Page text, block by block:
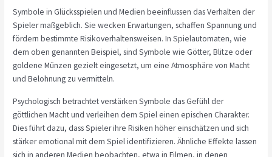
Symbole in Glücksspielen und Medien beeinflussen das Verhalten der
Spieler maßgeblich. Sie wecken Erwartungen, schaffen Spannung und
fördern bestimmte Risikoverhaltensweisen. In Spielautomaten, wie
dem oben genannten Beispiel, sind Symbole wie Götter, Blitze oder
goldene Münzen gezielt eingesetzt, um eine Atmosphäre von Macht
und Belohnung zu vermitteln.
Psychologisch betrachtet verstärken Symbole das Gefühl der
göttlichen Macht und verleihen dem Spiel einen epischen Charakter.
Dies führt dazu, dass Spieler ihre Risiken höher einschätzen und sich
stärker emotional mit dem Spiel identifizieren. Ähnliche Effekte lassen